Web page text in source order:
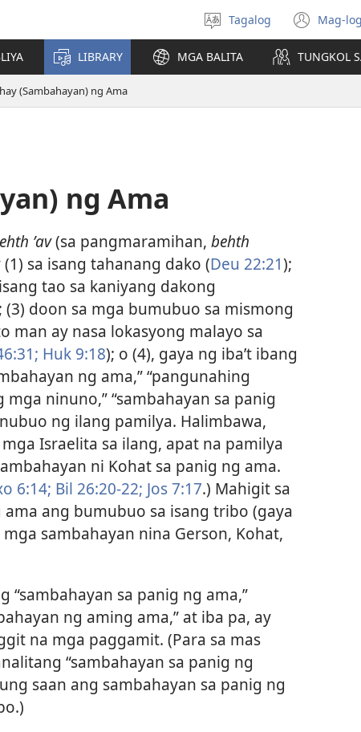
Pumili
ng
wika
Tagalog Mag-(may
na
LIBRARY MGA BALITA TUNGKOL
(Sambahayan) ng Ama
ng Ama
ʼav(sa pangmaramihan, behth
sa isang tahanang dako (Deu 22:21);
tao sa kaniyang dakong
(3) doon sa mga bumubuo sa mismong
man ay nasa lokasyong malayo sa
Huk 9:18); o (4), gaya ng iba’t ibang
ng ama,” “pangunahing
mga ninuno,” “sambahayan sa panig
ng ilang pamilya. Halimbawa,
Israelita sa ilang, apat na pamilya
ni Kohat sa panig ng ama.
6:14; Bil 26:20-22; Jos 7:17.) Mahigit sa
ang bumubuo sa isang tribo (gaya
sambahayan nina Gerson, Kohat,
sa panig ng ama,”
ng aming ama,” at iba pa, ay
na mga paggamit. (Para sa mas
“sambahayan sa panig ng
saan ang sambahayan sa panig ng